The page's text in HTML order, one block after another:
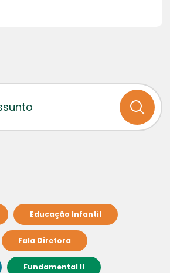
Educação Infantil
Fala Diretora
Fundamental II